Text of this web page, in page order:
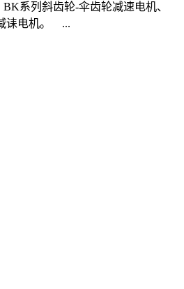
系列斜齿轮-伞齿轮减速电机、
诔电机。 ...